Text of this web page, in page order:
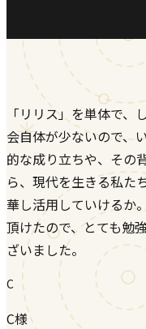
「リリス」を単体で
会自体が少ないので、
的な成り立ちや、その
ら、現代を生きる私た
華し活用していけるか
頂けたので、とても勉
ざいました。
C
C様